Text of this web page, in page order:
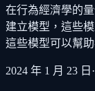
在行為經濟學的
建立模型，這些
這些模型可以幫
2024 年 1 月 23 日 ·